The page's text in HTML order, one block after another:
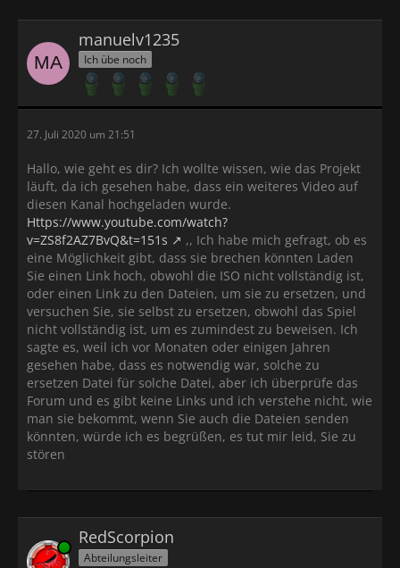
manuelv1235
Ich übe noch
27. Juli 2020 um 21:51
Hallo, wie geht es dir? Ich wollte wissen, wie das Projekt
läuft, da ich gesehen habe, dass ein weiteres Video auf
diesen Kanal hochgeladen wurde.
Https://www.youtube.com/watch?
v=ZS8f2AZ7BvQ&t=151s
,, Ich habe mich gefragt, ob es
eine Möglichkeit gibt, dass sie brechen könnten Laden
Sie einen Link hoch, obwohl die ISO nicht vollständig ist,
oder einen Link zu den Dateien, um sie zu ersetzen, und
versuchen Sie, sie selbst zu ersetzen, obwohl das Spiel
nicht vollständig ist, um es zumindest zu beweisen. Ich
sagte es, weil ich vor Monaten oder einigen Jahren
gesehen habe, dass es notwendig war, solche zu
ersetzen Datei für solche Datei, aber ich überprüfe das
Forum und es gibt keine Links und ich verstehe nicht, wie
man sie bekommt, wenn Sie auch die Dateien senden
könnten, würde ich es begrüßen, es tut mir leid, Sie zu
stören
Online RedScorpion
Abteilungsleiter